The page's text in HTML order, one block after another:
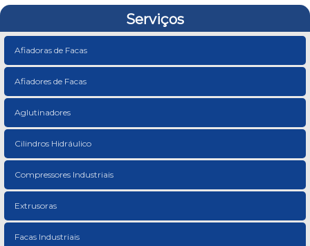
Serviços
Afiadoras de Facas
Afiadores de Facas
Aglutinadores
Cilindros Hidráulico
Compressores Industriais
Extrusoras
Facas Industriais